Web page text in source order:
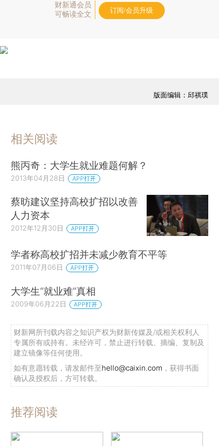
财新通会员
可畅读全文
订阅/会员升级
版面编辑：邱祺璞
相关阅读
熊丙奇：大学生就业难题何解？
2013年04月28日 APP打开
蔡昉建议坚持高校扩招以改善
人力资本
2012年12月30日 APP打开
学者称高校扩招并未减少教育不平等
2011年07月06日 APP打开
大学生“就业难”真相
2009年06月22日 APP打开
财新网所刊载内容之知识产权为财新传媒及/或相关权利人
专属所有或持有。未经许可，禁止进行转载、摘编、复制及
建立镜像等任何使用。
如有意愿转载，请发邮件至hello@caixin.com ，获得书面
确认及授权后，方可转载。
推荐阅读